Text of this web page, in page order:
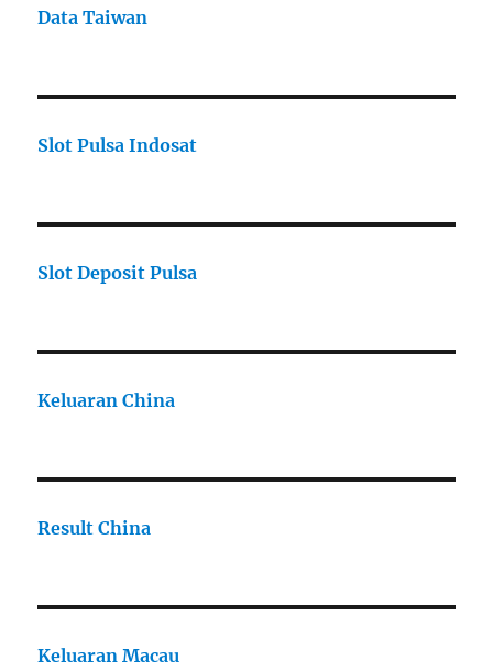
Data Taiwan
Slot Pulsa Indosat
Slot Deposit Pulsa
Keluaran China
Result China
Keluaran Macau